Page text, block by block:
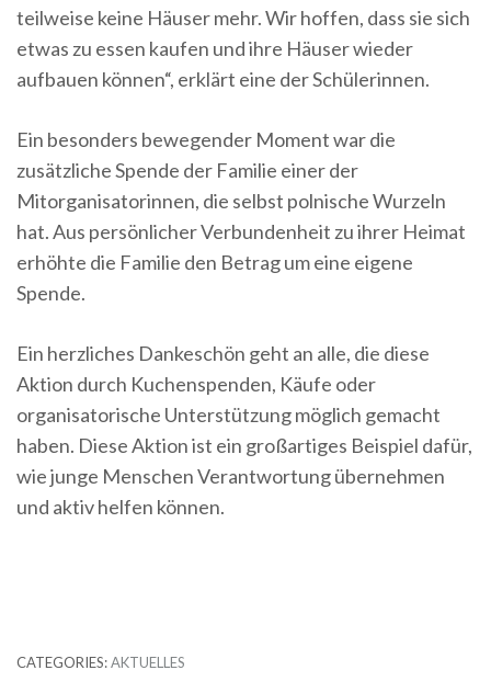
teilweise keine Häuser mehr. Wir hoffen, dass sie sich
etwas zu essen kaufen und ihre Häuser wieder
aufbauen können“, erklärt eine der Schülerinnen.
Ein besonders bewegender Moment war die
zusätzliche Spende der Familie einer der
Mitorganisatorinnen, die selbst polnische Wurzeln
hat. Aus persönlicher Verbundenheit zu ihrer Heimat
erhöhte die Familie den Betrag um eine eigene
Spende.
Ein herzliches Dankeschön geht an alle, die diese
Aktion durch Kuchenspenden, Käufe oder
organisatorische Unterstützung möglich gemacht
haben. Diese Aktion ist ein großartiges Beispiel dafür,
wie junge Menschen Verantwortung übernehmen
und aktiv helfen können.
CATEGORIES:AKTUELLES